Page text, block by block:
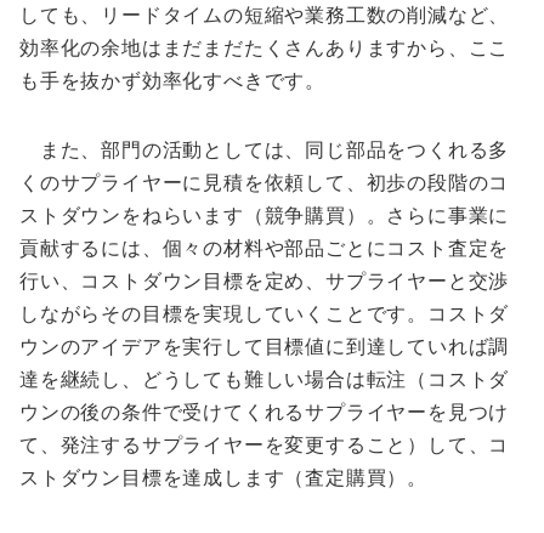
しても、リードタイムの短縮や業務工数の削減など、
効率化の余地はまだまだたくさんありますから、ここ
も手を抜かず効率化すべきです。
また、部門の活動としては、同じ部品をつくれる多
くのサプライヤーに見積を依頼して、初歩の段階のコ
ストダウンをねらいます（競争購買）。さらに事業に
貢献するには、個々の材料や部品ごとにコスト査定を
行い、コストダウン目標を定め、サプライヤーと交渉
しながらその目標を実現していくことです。コストダ
ウンのアイデアを実行して目標値に到達していれば調
達を継続し、どうしても難しい場合は転注（コストダ
ウンの後の条件で受けてくれるサプライヤーを見つけ
て、発注するサプライヤーを変更すること）して、コ
ストダウン目標を達成します（査定購買）。